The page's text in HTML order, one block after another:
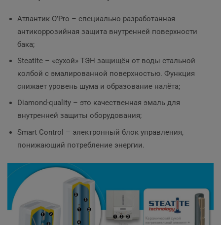
Атлантик O’Pro – специально разработанная
антикоррозийная защита внутренней поверхности
бака;
Steatite – «сухой» ТЭН защищён от воды стальной
колбой с эмалированной поверхностью. Функция
снижает уровень шума и образование налёта;
Diamond-quality – это качественная эмаль для
внутренней защиты оборудования;
Smart Control – электронный блок управления,
понижающий потребление энергии.